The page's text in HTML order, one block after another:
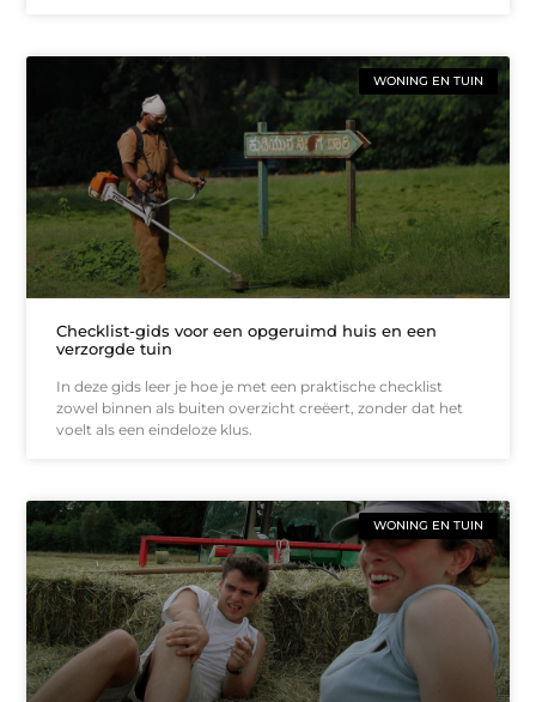
WONING EN TUIN
Checklist-gids voor een opgeruimd huis en een
verzorgde tuin
In deze gids leer je hoe je met een praktische checklist
zowel binnen als buiten overzicht creëert, zonder dat het
voelt als een eindeloze klus.
WONING EN TUIN